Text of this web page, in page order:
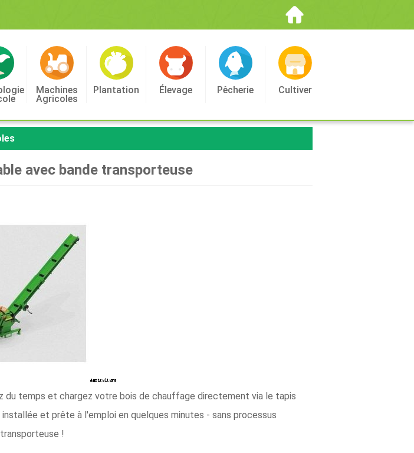
Machines
Agricoles
Plantation Élevage Pêcherie Cultiver
avec bande transporteuse
du temps et chargez votre bois de chauffage directement via le tapis
et prête à l'emploi en quelques minutes - sans processus
!